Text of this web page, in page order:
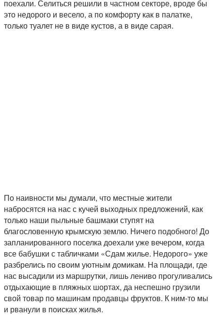
поехали. Селиться решили в частном секторе, вроде бы
это недорого и весело, а по комфорту как в палатке,
только туалет не в виде кустов, а в виде сарая.
По наивности мы думали, что местные жители
набросятся на нас с кучей выходных предложений, как
только наши пыльные башмаки ступят на
благословенную крымскую землю. Ничего подобного! До
запланированного поселка доехали уже вечером, когда
все бабушки с табличками «Сдам жилье. Недорого» уже
разбрелись по своим уютным домикам. На площади, где
нас высадили из маршрутки, лишь лениво прогуливались
отдыхающие в пляжных шортах, да неспешно грузили
свой товар по машинам продавцы фруктов. К ним-то мы
и рванули в поисках жилья.